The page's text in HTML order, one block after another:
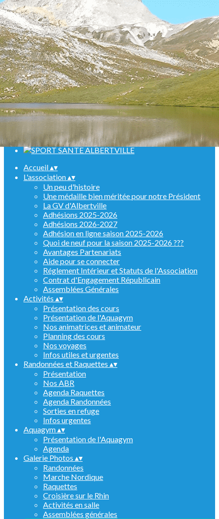
Menu
<
>
Randonnées
Marche Nordique
Raquettes
Croisière sur le Rhin
Activités en salle
Assemblées générales
Ajoutez un logo, un bouton, des réseaux sociaux
Cliquez pour éditer
Accueil▴▾
L'association▴▾
Un peu d'histoire
Une médaille bien méritée pour notre Président
La GV d'Albertville
Adhésions 2025-2026
Adhésions 2026-2027
Adhésion en ligne saison 2025-2026
Quoi de neuf pour la saison 2025-2026 ???
Avantages Partenariats
Aide pour se connecter
Réglement Intérieur et Statuts de l'Association
Contrat d'Engagement Républicain
Assemblées Générales
Activités ▴▾
Présentation des cours
Présentation de l'Aquagym
Nos animatrices et animateur
Planning des cours
Nos voyages
Infos utiles et urgentes
Randonnées et Raquettes ▴▾
Présentation
Nos ABR
Agenda Raquettes
Agenda Randonnées
Sorties en refuge
Infos urgentes
Aquagym▴▾
Présentation de l'Aquagym
Agenda
Galerie Photos ▴▾
Randonnées
Marche Nordique
Raquettes
Croisière sur le Rhin
Activités en salle
Assemblées générales